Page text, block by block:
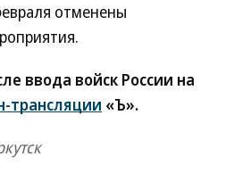
отменены
ввода войск России на
трансляции «Ъ».